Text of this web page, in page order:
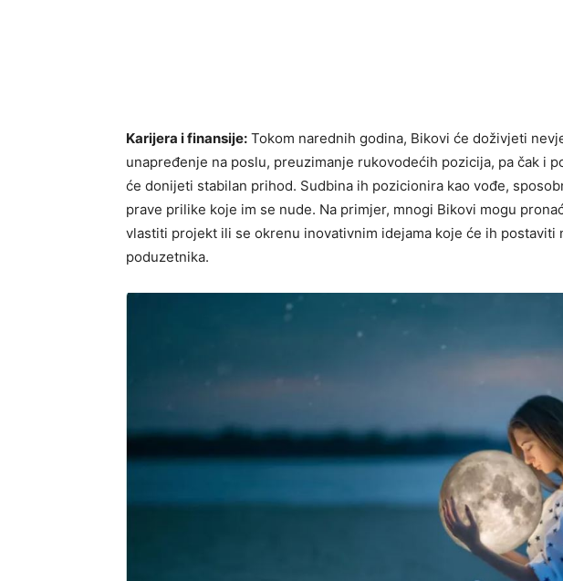
Karijera i finansije: Tokom narednih godina, Bikovi će doživjeti
unapređenje na poslu, preuzimanje rukovodećih pozicija, pa čak i
će donijeti stabilan prihod. Sudbina ih pozicionira kao vođe,
prave prilike koje im se nude. Na primjer, mnogi Bikovi mogu
vlastiti projekt ili se okrenu inovativnim idejama koje će ih postaviti
poduzetnika.